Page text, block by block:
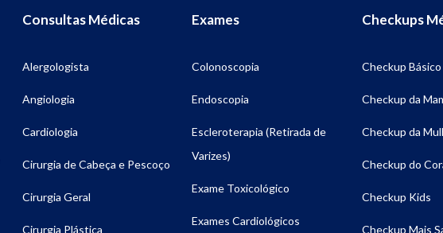
Consultas Médicas
Alergologista
Angiologia
Cardiologia
Cirurgia de Cabeça e Pescoço
Cirurgia Geral
Cirurgia Plástica
Exames
Colonoscopia
Endoscopia
Escleroterapia (Retirada de
Varizes)
Exame Toxicológico
Exames Cardiológicos
Checkups
Checkup Básico
Checkup da
Checkup da
Checkup do
Checkup Kids
Checkup Mais